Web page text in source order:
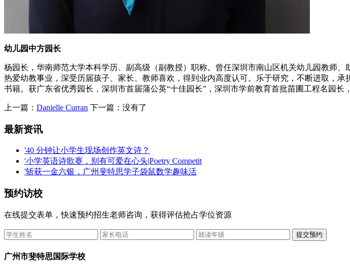
幼儿园中方园长
杨园长，华南师范大学本科学历、副高级（副教授）职称。曾任深圳市南山区机关幼儿园教师
热爱幼教事业，深受历届孩子、家长、教师喜欢，得到业内高度认可。乐于研究，不断进取，
书籍。获广东省优秀园长，深圳市首届蒲公英“十佳园长”，深圳市学前教育首批苗圃工程名园长
上一篇： Danielle Curran 下一篇：没有了
最新资讯
'40 分钟让小学生现场创作英文诗？
'小学英语诗歌赛，别有可爱在心头|Poetry Competit
'斩获一金六银，广州斐特思学子袋鼠数学趣味活
预约访校
在线提交表单，快速预约招生老师咨询，获得评估抢占学位资源
广州市斐特思国际学校